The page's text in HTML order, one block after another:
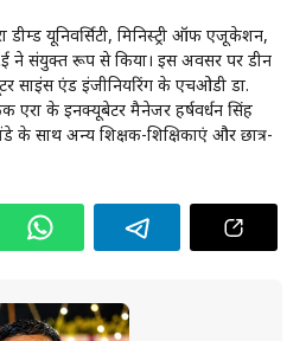
यूनिवर्सिटी, मिनिस्ट्री ऑफ एजूकेशन,
ने संयुक्त रूप से किया। इस अवसर पर डीन
साइंस एंड इंजीनियरिंग के एचओडी डा.
एरा के इनक्यूबेटर मैनेजर हर्षवर्धन सिंह
के साथ अन्य शिक्षक-शिक्षिकाएं और छात्र-